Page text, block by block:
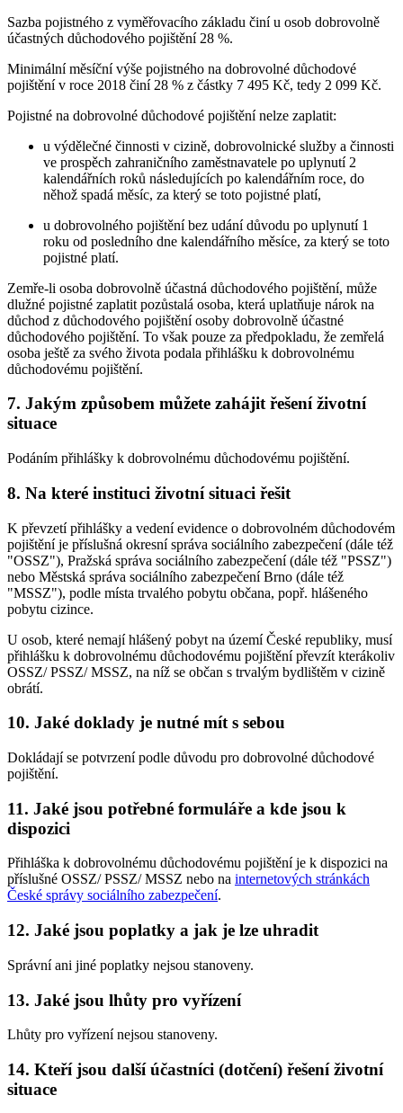
Sazba pojistného z vyměřovacího základu činí u osob dobrovolně
účastných důchodového pojištění 28 %.
Minimální měsíční výše pojistného na dobrovolné důchodové
pojištění v roce 2018 činí 28 % z částky 7 495 Kč, tedy 2 099 Kč.
Pojistné na dobrovolné důchodové pojištění nelze zaplatit:
u výdělečné činnosti v cizině, dobrovolnické služby a činnosti
ve prospěch zahraničního zaměstnavatele po uplynutí 2
kalendářních roků následujících po kalendářním roce, do
něhož spadá měsíc, za který se toto pojistné platí,
u dobrovolného pojištění bez udání důvodu po uplynutí 1
roku od posledního dne kalendářního měsíce, za který se toto
pojistné platí.
Zemře-li osoba dobrovolně účastná důchodového pojištění, může
dlužné pojistné zaplatit pozůstalá osoba, která uplatňuje nárok na
důchod z důchodového pojištění osoby dobrovolně účastné
důchodového pojištění. To však pouze za předpokladu, že zemřelá
osoba ještě za svého života podala přihlášku k dobrovolnému
důchodovému pojištění.
7. Jakým způsobem můžete zahájit řešení životní
situace
Podáním přihlášky k dobrovolnému důchodovému pojištění.
8. Na které instituci životní situaci řešit
K převzetí přihlášky a vedení evidence o dobrovolném důchodovém
pojištění je příslušná okresní správa sociálního zabezpečení (dále též
"OSSZ"), Pražská správa sociálního zabezpečení (dále též "PSSZ")
nebo Městská správa sociálního zabezpečení Brno (dále též
"MSSZ"), podle místa trvalého pobytu občana, popř. hlášeného
pobytu cizince.
U osob, které nemají hlášený pobyt na území České republiky, musí
přihlášku k dobrovolnému důchodovému pojištění převzít kterákoliv
OSSZ/ PSSZ/ MSSZ, na níž se občan s trvalým bydlištěm v cizině
obrátí.
10. Jaké doklady je nutné mít s sebou
Dokládají se potvrzení podle důvodu pro dobrovolné důchodové
pojištění.
11. Jaké jsou potřebné formuláře a kde jsou k
dispozici
Přihláška k dobrovolnému důchodovému pojištění je k dispozici na
příslušné OSSZ/ PSSZ/ MSSZ nebo na internetových stránkách
České správy sociálního zabezpečení.
12. Jaké jsou poplatky a jak je lze uhradit
Správní ani jiné poplatky nejsou stanoveny.
13. Jaké jsou lhůty pro vyřízení
Lhůty pro vyřízení nejsou stanoveny.
14. Kteří jsou další účastníci (dotčení) řešení životní
situace